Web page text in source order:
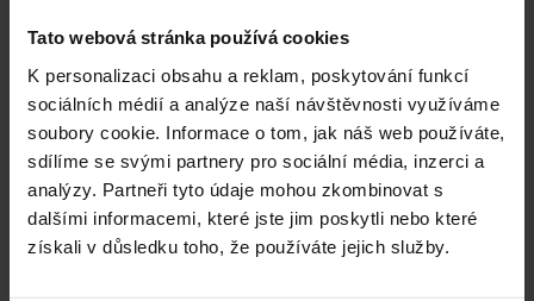
Tato webová stránka používá cookies
K personalizaci obsahu a reklam, poskytování funkcí
sociálních médií a analýze naší návštěvnosti využíváme
soubory cookie. Informace o tom, jak náš web používáte,
sdílíme se svými partnery pro sociální média, inzerci a
analýzy. Partneři tyto údaje mohou zkombinovat s
dalšími informacemi, které jste jim poskytli nebo které
získali v důsledku toho, že používáte jejich služby.
BKK-ŠACHTOVÝ TĚSNÍCÍ PRVEK